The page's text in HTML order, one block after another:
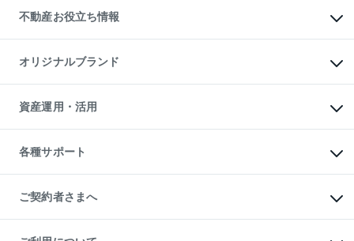
貸すガイド
事業用不動産
マンション投資
投資用マンション
アパート経営
収益物件
ビル購入（ビル一棟）
投資用不動産の売却査定
事業用不動産の売却査定
不動産お役立ち情報
マンションライブラリー
人気マンションランキング
暮らしに役立つ不動産メディア
不動産相場・不動産価格情報
不動産コラム・ニュース
不動産用語集
不動産なんでもネット相談室
住まいの税金
オリジナルブランド
一棟リノベーションマンション
L`GENTE（ルジェンテ）
区分リノベーションマンション
投資用一棟レジデンスWELL
不動産小口投資
LEGACIA（レガシア）
資産運用・活用
不動産M&A
アセットマネジメント・出資
各種サポート
相続サポート
リフォームサポート
ご契約者さまへ
ご紹介・再契約特典